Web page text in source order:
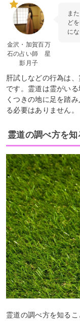
金沢・加賀百万
石の占い師 星
影月子
ま
ど
に
肝試しなどの行為は
です。霊道は霊がい
くつきの地に足を踏
る必要はありません。
霊道の調べ方を知
霊道の調べ方を知る